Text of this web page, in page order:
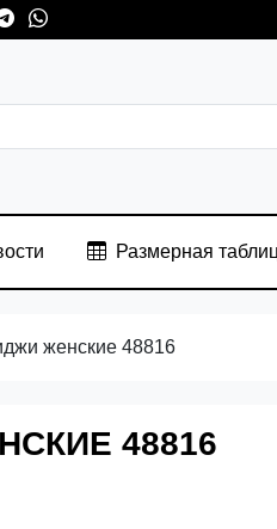
Размерная
женские 48816
48816